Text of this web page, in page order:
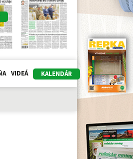
VIDEÁ KALENDÁR